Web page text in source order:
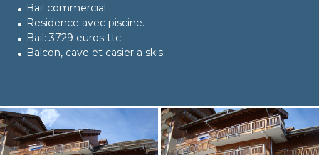
Bail commercial
Residence avec piscine.
Bail: 3729 euros ttc
Balcon, cave et casier a skis.